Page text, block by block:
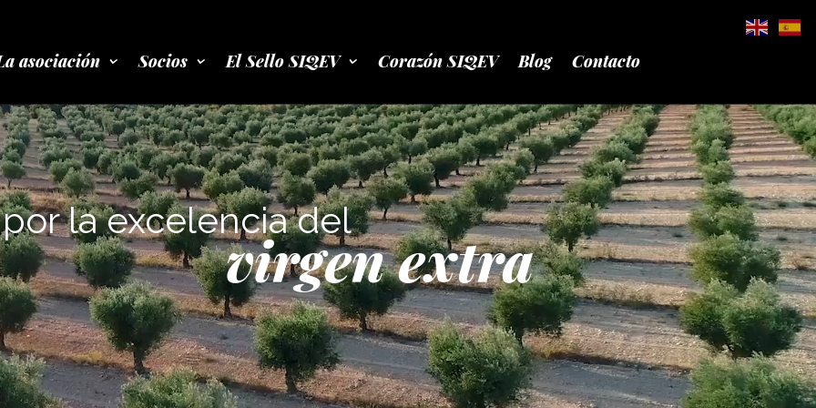
asociación Socios El Sello SIQEV Corazón SIQEV Blog Contacto
la excelencia del
virgen extra